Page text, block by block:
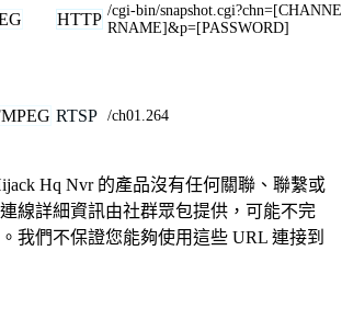
HTTP /cgi-bin/
RNAME]&p=[PASSWORD]
RTSP /ch01.264
Hq Nvr 的產品沒有任何關聯、聯繫或
線詳細資訊由社群眾包提供，可能不完
我們不保證您能夠使用這些 URL 連接到